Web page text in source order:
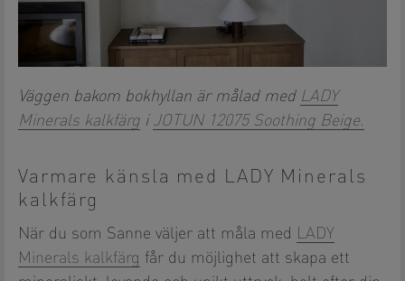
Väggen bakom bokhyllan är målad med LADY
Minerals kalkfärg i JOTUN 12075 Soothing Beige.
Varmare känsla med LADY Minerals
kalkfärg
När du som Sanne väljer att måla med
LADY
Minerals kalkfärg får du möjlighet att skapa ett